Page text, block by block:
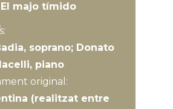
majo tímido
soprano; Donato
piano
original:
(realitzat entre